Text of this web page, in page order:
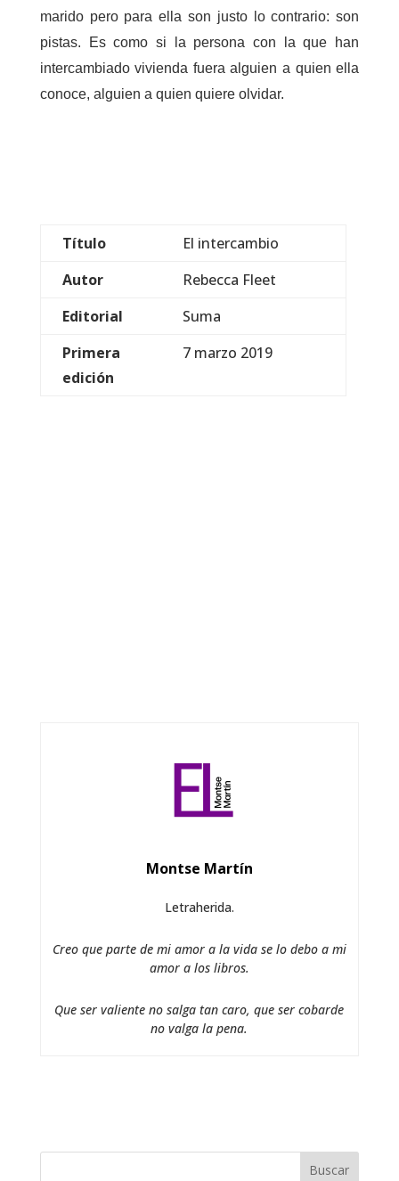
marido pero para ella son justo lo contrario: son
pistas. Es como si la persona con la que han
intercambiado vivienda fuera alguien a quien ella
conoce, alguien a quien quiere olvidar.
Título
El intercambio
Autor
Rebecca Fleet
Editorial
Suma
Primera
edición
7 marzo 2019
Montse Martín
Letraherida.
Creo que parte de mi amor a la vida se lo debo a mi
amor a los libros.
Que ser valiente no salga tan caro, que ser cobarde
no valga la pena.